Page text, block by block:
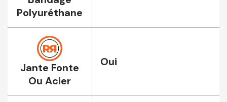
Polyuréthane
Jante Fonte
Ou Acier
Oui